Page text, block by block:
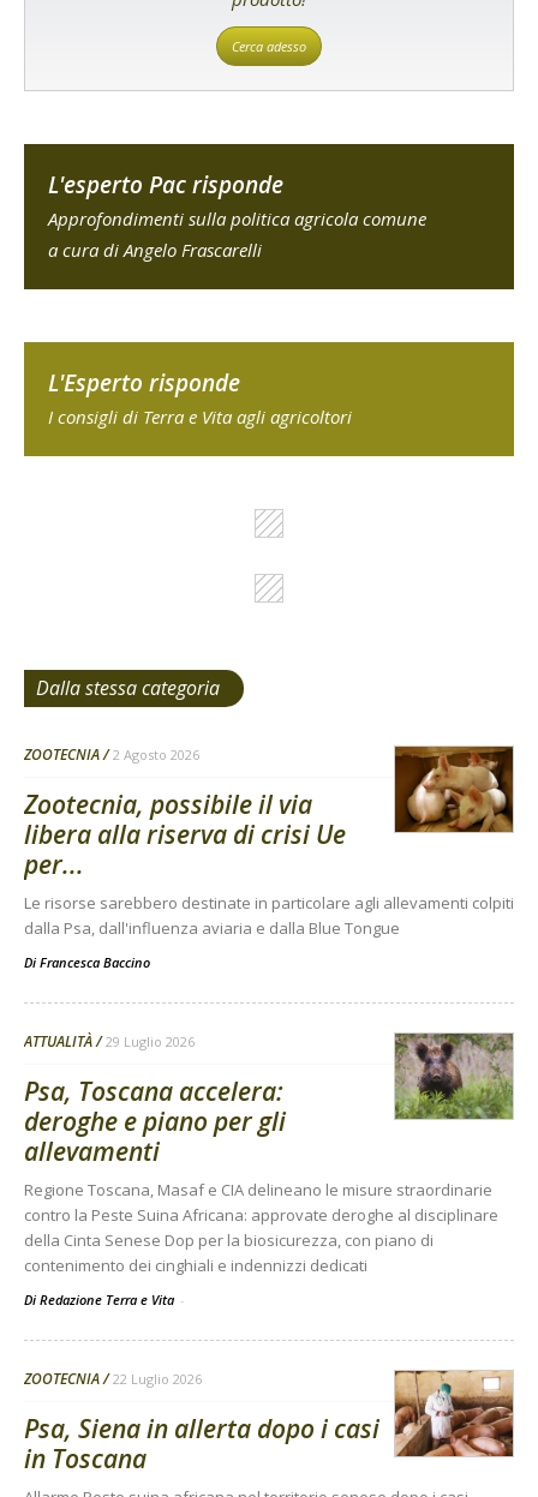
Cerca adesso
L'esperto Pac risponde
Approfondimenti sulla politica agricola comune
a cura di Angelo Frascarelli
L'Esperto risponde
I consigli di Terra e Vita agli agricoltori
Dalla stessa categoria
ZOOTECNIA 2 Agosto 2026
Zootecnia, possibile il via
libera alla riserva di crisi Ue
per...
Le risorse sarebbero destinate in particolare agli allevamenti colpiti
dalla Psa, dall'influenza aviaria e dalla Blue Tongue
Di Francesca Baccino
ATTUALITÀ 29 Luglio 2026
Psa, Toscana accelera:
deroghe e piano per gli
allevamenti
Regione Toscana, Masaf e CIA delineano le misure straordinarie
contro la Peste Suina Africana: approvate deroghe al disciplinare
della Cinta Senese Dop per la biosicurezza, con piano di
contenimento dei cinghiali e indennizzi dedicati
Di Redazione Terra e Vita -
ZOOTECNIA 22 Luglio 2026
Psa, Siena in allerta dopo i casi
in Toscana